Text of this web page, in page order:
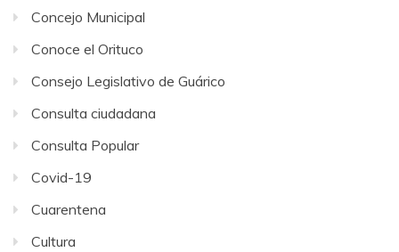
Concejo Municipal
Conoce el Orituco
Consejo Legislativo de Guárico
Consulta ciudadana
Consulta Popular
Covid-19
Cuarentena
Cultura